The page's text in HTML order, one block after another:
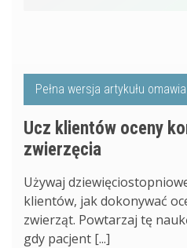
Pełna wersja artykułu
Ucz klientów oceny
zwierzęcia
Używaj
klientów, jak dokonywać
zwierząt. Powtarzaj tę
gdy pacjent [...]